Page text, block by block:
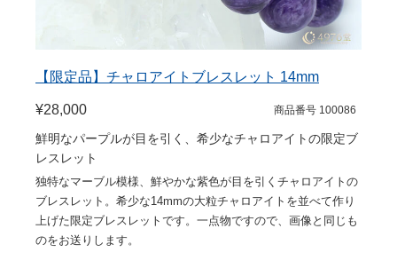
【限定品】チャロアイトブレスレット 14mm
¥28,000 商品番号 100086
鮮明なパープルが目を引く、希少なチャロアイトの限定ブ
レスレット
独特なマーブル模様、鮮やかな紫色が目を引くチャロアイトの
ブレスレット。希少な14mmの大粒チャロアイトを並べて作り
上げた限定ブレスレットです。一点物ですので、画像と同じも
のをお送りします。